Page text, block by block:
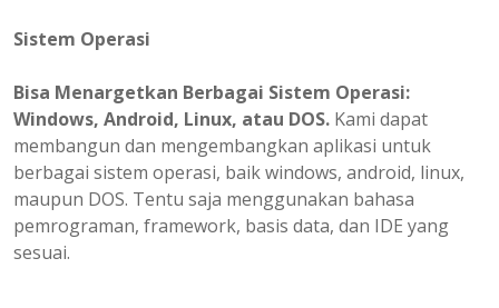
Sistem Operasi
Bisa Menargetkan Berbagai Sistem Operasi:
Windows, Android, Linux, atau DOS. Kami dapat
membangun dan mengembangkan aplikasi untuk
berbagai sistem operasi, baik windows, android, linux,
maupun DOS. Tentu saja menggunakan bahasa
pemrograman, framework, basis data, dan IDE yang
sesuai.